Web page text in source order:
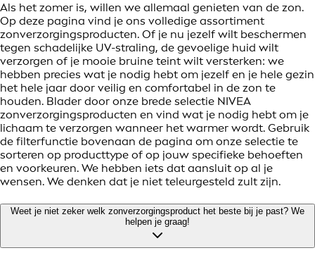
Als het zomer is, willen we allemaal genieten van de zon.
Op deze pagina vind je ons volledige assortiment
zonverzorgingsproducten. Of je nu jezelf wilt beschermen
tegen schadelijke UV-straling, de gevoelige huid wilt
verzorgen of je mooie bruine teint wilt versterken: we
hebben precies wat je nodig hebt om jezelf en je hele gezin
het hele jaar door veilig en comfortabel in de zon te
houden. Blader door onze brede selectie NIVEA
zonverzorgingsproducten en vind wat je nodig hebt om je
lichaam te verzorgen wanneer het warmer wordt. Gebruik
de filterfunctie bovenaan de pagina om onze selectie te
sorteren op producttype of op jouw specifieke behoeften
en voorkeuren. We hebben iets dat aansluit op al je
wensen. We denken dat je niet teleurgesteld zult zijn.
Weet je niet zeker welk zonverzorgingsproduct het beste bij je past? We
helpen je graag!